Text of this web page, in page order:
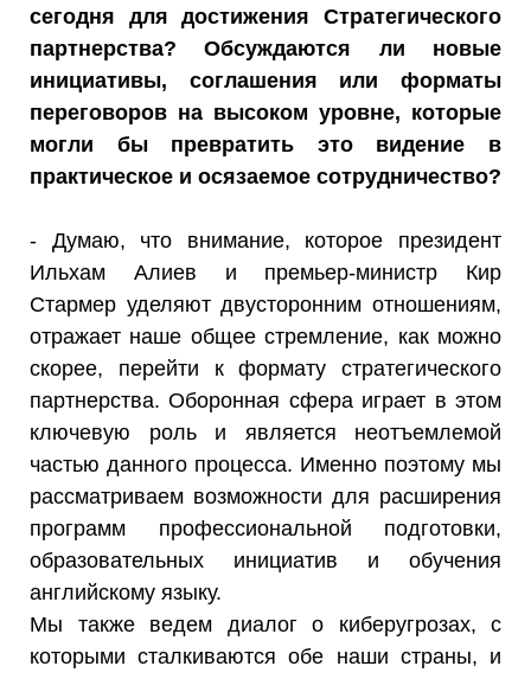
сегодня для достижения Стратегического
партнерства? Обсуждаются ли новые
инициативы, соглашения или форматы
переговоров на высоком уровне, которые
могли бы превратить это видение в
практическое и осязаемое сотрудничество?
- Думаю, что внимание, которое президент
Ильхам Алиев и премьер-министр Кир
Стармер уделяют двусторонним отношениям,
отражает наше общее стремление, как можно
скорее, перейти к формату стратегического
партнерства. Оборонная сфера играет в этом
ключевую роль и является неотъемлемой
частью данного процесса. Именно поэтому мы
рассматриваем возможности для расширения
программ профессиональной подготовки,
образовательных инициатив и обучения
английскому языку.
Мы также ведем диалог о киберугрозах, с
которыми сталкиваются обе наши страны, и